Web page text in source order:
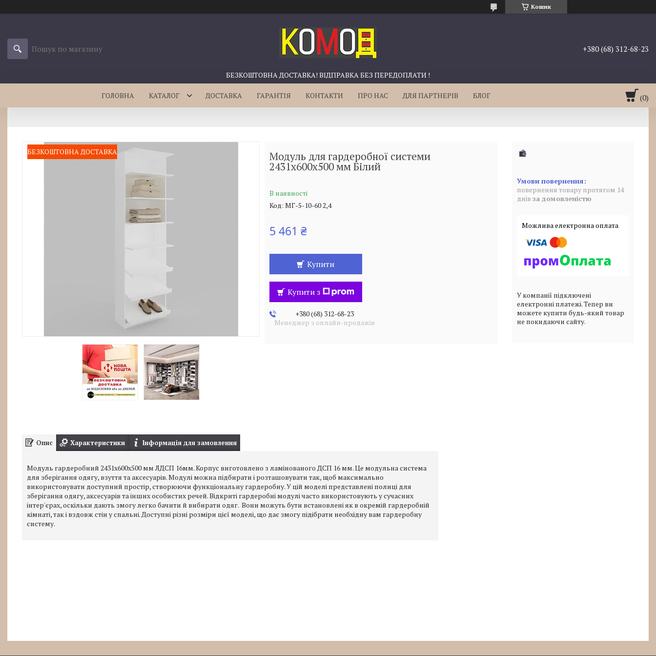
Кошик
БЕЗКОШТОВНА ДОСТАВКА! ВІДПРАВКА БЕЗ ПЕРЕДОПЛАТИ !
+380 (68) 312-68-23
ГОЛОВНА КАТАЛОГ ДОСТАВКА ГАРАНТІЯ КОНТАКТИ ПРО НАС ДЛЯ ПАРТНЕРІВ БЛОГ
БЕЗКОШТОВНА ДОСТАВКА Модуль для гардеробної системи
2431х600х500 мм Білий
В наявності
Код: МГ-5-10-60 2,4
5 461 ₴
Купити
Купити з
+380 (68) 312-68-23
Менеджер з онлайн-продажів
повернення товару протягом 14
днів за домовленістю
У компанії підключені
електронні платежі. Тепер ви
можете купити будь-який товар
не покидаючи сайту.
Опис Характеристики Інформація для замовлення
Модуль гардеробний 2431х600х500 мм ЛДСП 16мм. Корпус виготовлено з ламінованого ДСП 16 мм. Це модульна система
для зберігання одягу, взуття та аксесуарів. Модулі можна підбирати і розташовувати так, щоб максимально
використовувати доступний простір, створюючи функціональну гардеробну. У цій моделі представлені полиці для
зберігання одягу, аксесуарів та інших особистих речей. Відкриті гардеробні модулі часто використовують у сучасних
інтер'єрах, оскільки дають змогу легко бачити й вибирати одяг. Вони можуть бути встановлені як в окремій гардеробній
кімнаті, так і вздовж стін у спальні. Доступні різні розміри цієї моделі, що дає змогу підібрати необхідну вам гардеробну
систему.